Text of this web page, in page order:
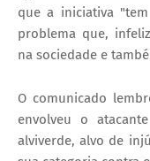
que a iniciativa
problema que,
na sociedade e
O comunicado
envolveu o
alviverde, alvo de